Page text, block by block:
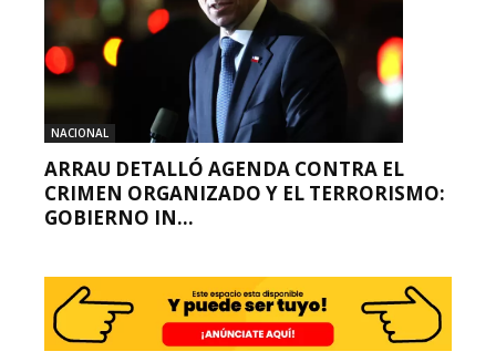
NACIONAL
ARRAU DETALLÓ AGENDA CONTRA EL
CRIMEN ORGANIZADO Y EL TERRORISMO:
GOBIERNO IN...